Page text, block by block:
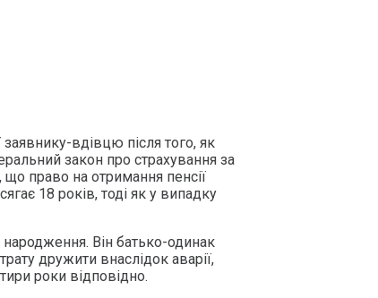
вдівцю після того, як
закон про страхування за
право на отримання пенсії
18 років, тоді як у випадку
Він батько-одинак
дружити внаслідок аварії,
роки відповідно.